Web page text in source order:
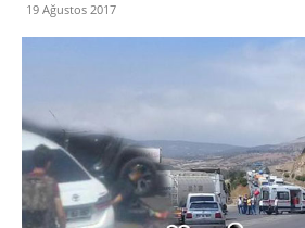
19 Ağustos 2017